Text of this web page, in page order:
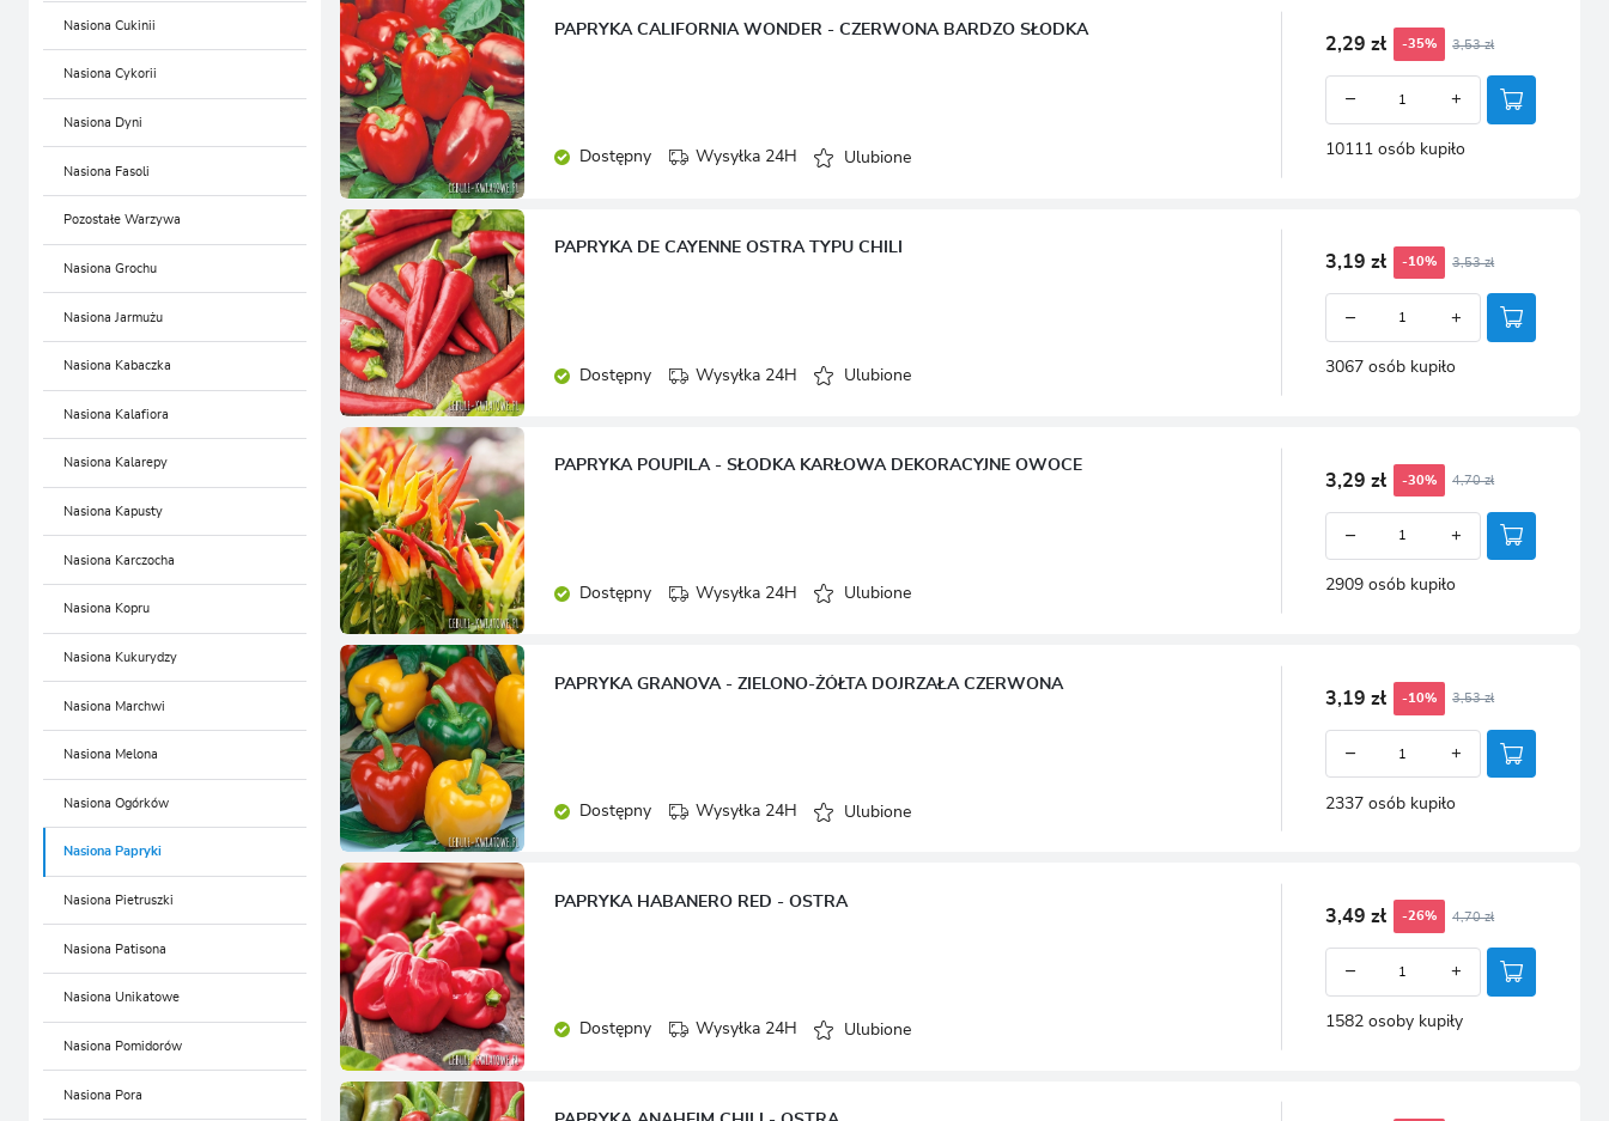
NAWOZY
SADZONKI ROŚLIN
OWOCOWYCH
NAWOZY
Nasiona Cukinii
Nasiona Cykorii
Nasiona Dyni
Nasiona Fasoli
Pozostałe Warzywa
Nasiona Grochu
Nasiona Jarmużu
Nasiona Kabaczka
Nasiona Kalafiora
Nasiona Kalarepy
Nasiona Kapusty
Nasiona Karczocha
Nasiona Kopru
Nasiona Kukurydzy
Nasiona Marchwi
Nasiona Melona
Nasiona Ogórków
Nasiona Papryki
Nasiona Pietruszki
Nasiona Patisona
Nasiona Unikatowe
Nasiona Pomidorów
Nasiona Pora
PAPRYKA CALIFORNIA WONDER - CZERWONA BARDZO SŁODKA
Dostępny Wysyłka 24H Ulubione
2,29 zł -35% 3,53 zł
10111 osób kupiło
PAPRYKA DE CAYENNE OSTRA TYPU CHILI
Dostępny Wysyłka 24H Ulubione
3,19 zł -10% 3,53 zł
3067 osób kupiło
PAPRYKA POUPILA - SŁODKA KARŁOWA DEKORACYJNE OWOCE
Dostępny Wysyłka 24H Ulubione
3,29 zł -30% 4,70 zł
2909 osób kupiło
PAPRYKA GRANOVA - ZIELONO-ŻÓŁTA DOJRZAŁA CZERWONA
Dostępny Wysyłka 24H Ulubione
3,19 zł -10% 3,53 zł
2337 osób kupiło
PAPRYKA HABANERO RED - OSTRA
Dostępny Wysyłka 24H Ulubione
3,49 zł -26% 4,70 zł
1582 osoby kupiły